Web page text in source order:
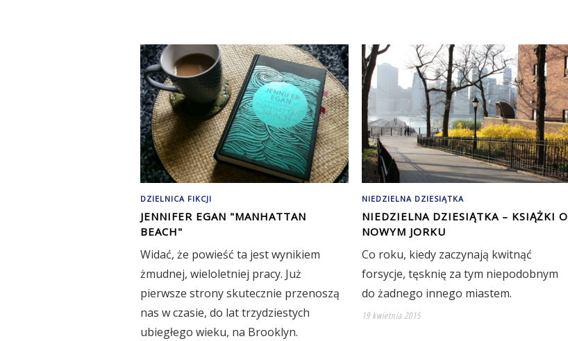
DZIELNICA FIKCJI
JENNIFER EGAN "MANHATTAN
BEACH"
Widać, że powieść ta jest wynikiem
żmudnej, wieloletniej pracy. Już
pierwsze strony skutecznie przenoszą
nas w czasie, do lat trzydziestych
ubiegłego wieku, na Brooklyn.
NIEDZIELNA DZIESIĄTKA
NIEDZIELNA DZIESIĄTKA – KSIĄŻKI O
NOWYM JORKU
Co roku, kiedy zaczynają kwitnąć
forsycje, tęsknię za tym niepodobnym
do żadnego innego miastem.
19 kwietnia 2015